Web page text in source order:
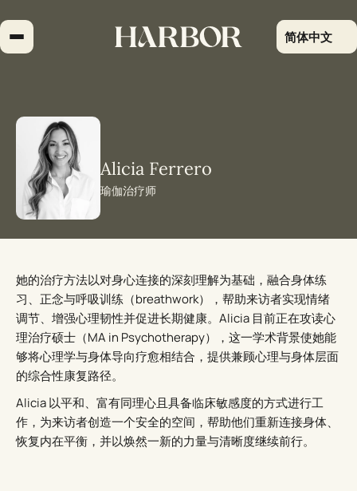
到
内
简体中文
Alicia Ferrero
瑜伽治疗师
她的治疗方法以对身心连接的深刻理解为基础，融合身体练
习、正念与呼吸训练（breathwork），帮助来访者实现情绪
调节、增强心理韧性并促进长期健康。Alicia 目前正在攻读心
理治疗硕士（MA in Psychotherapy），这一学术背景使她能
够将心理学与身体导向疗愈相结合，提供兼顾心理与身体层面
的综合性康复路径。
Alicia 以平和、富有同理心且具备临床敏感度的方式进行工
作，为来访者创造一个安全的空间，帮助他们重新连接身体、
恢复内在平衡，并以焕然一新的力量与清晰度继续前行。